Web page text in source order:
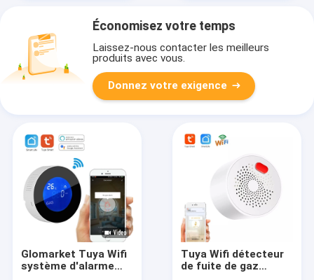
D\\u00e9tecteur de
fum\\u00e9e\",\"username\":\"Sales
Manager\"}","","","","Contact");'>Contactez
Économisez votre temps
Laissez-nous contacter les meilleurs
produits avec vous.
Donnez votre exigence
Glomarket Tuya Wifi
système d'alarme
Tuya Wifi détecteur
de fuite de gaz